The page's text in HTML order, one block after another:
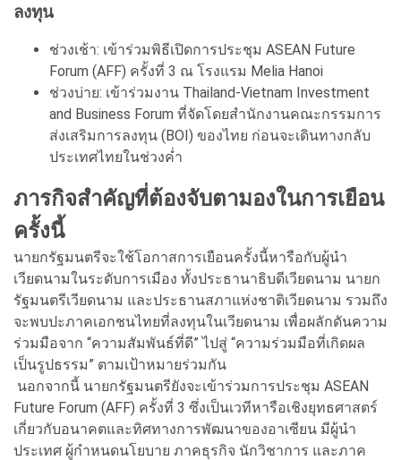
ลงทุน
ช่วงเช้า: เข้าร่วมพิธีเปิดการประชุม ASEAN Future
Forum (AFF) ครั้งที่ 3 ณ โรงแรม Melia Hanoi
ช่วงบ่าย: เข้าร่วมงาน Thailand-Vietnam Investment
and Business Forum ที่จัดโดยสำนักงานคณะกรรมการ
ส่งเสริมการลงทุน (BOI) ของไทย ก่อนจะเดินทางกลับ
ประเทศไทยในช่วงค่ำ
ภารกิจสำคัญที่ต้องจับตามองในการเยือน
ครั้งนี้
นายกรัฐมนตรีจะใช้โอกาสการเยือนครั้งนี้หารือกับผู้นำ
เวียดนามในระดับการเมือง ทั้งประธานาธิบดีเวียดนาม นายก
รัฐมนตรีเวียดนาม และประธานสภาแห่งชาติเวียดนาม รวมถึง
จะพบปะภาคเอกชนไทยที่ลงทุนในเวียดนาม เพื่อผลักดันความ
ร่วมมือจาก “ความสัมพันธ์ที่ดี” ไปสู่ “ความร่วมมือที่เกิดผล
เป็นรูปธรรม” ตามเป้าหมายร่วมกัน
นอกจากนี้ นายกรัฐมนตรียังจะเข้าร่วมการประชุม ASEAN
Future Forum (AFF) ครั้งที่ 3 ซึ่งเป็นเวทีหารือเชิงยุทธศาสตร์
เกี่ยวกับอนาคตและทิศทางการพัฒนาของอาเซียน มีผู้นำ
ประเทศ ผู้กำหนดนโยบาย ภาคธุรกิจ นักวิชาการ และภาค